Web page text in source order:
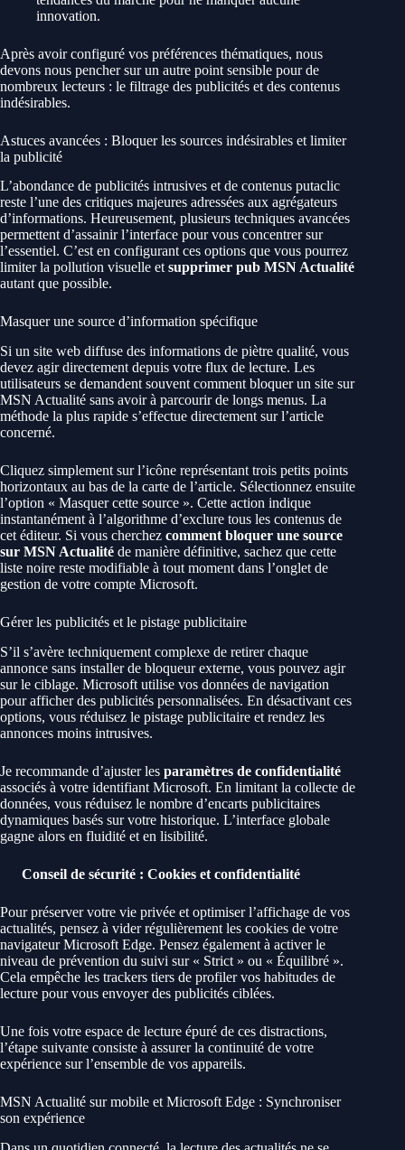
innovation.
Après avoir configuré vos préférences thématiques, nous
devons nous pencher sur un autre point sensible pour de
nombreux lecteurs : le filtrage des publicités et des contenus
indésirables.
Astuces avancées : Bloquer les sources indésirables et limiter
la publicité
L’abondance de publicités intrusives et de contenus putaclic
reste l’une des critiques majeures adressées aux agrégateurs
d’informations. Heureusement, plusieurs techniques avancées
permettent d’assainir l’interface pour vous concentrer sur
l’essentiel. C’est en configurant ces options que vous pourrez
limiter la pollution visuelle et supprimer pub MSN Actualité
autant que possible.
Masquer une source d’information spécifique
Si un site web diffuse des informations de piètre qualité, vous
devez agir directement depuis votre flux de lecture. Les
utilisateurs se demandent souvent comment bloquer un site sur
MSN Actualité sans avoir à parcourir de longs menus. La
méthode la plus rapide s’effectue directement sur l’article
concerné.
Cliquez simplement sur l’icône représentant trois petits points
horizontaux au bas de la carte de l’article. Sélectionnez ensuite
l’option « Masquer cette source ». Cette action indique
instantanément à l’algorithme d’exclure tous les contenus de
cet éditeur. Si vous cherchez comment bloquer une source
sur MSN Actualité de manière définitive, sachez que cette
liste noire reste modifiable à tout moment dans l’onglet de
gestion de votre compte Microsoft.
Gérer les publicités et le pistage publicitaire
S’il s’avère techniquement complexe de retirer chaque
annonce sans installer de bloqueur externe, vous pouvez agir
sur le ciblage. Microsoft utilise vos données de navigation
pour afficher des publicités personnalisées. En désactivant ces
options, vous réduisez le pistage publicitaire et rendez les
annonces moins intrusives.
Je recommande d’ajuster les paramètres de confidentialité
associés à votre identifiant Microsoft. En limitant la collecte de
données, vous réduisez le nombre d’encarts publicitaires
dynamiques basés sur votre historique. L’interface globale
gagne alors en fluidité et en lisibilité.
Conseil de sécurité : Cookies et confidentialité
Pour préserver votre vie privée et optimiser l’affichage de vos
actualités, pensez à vider régulièrement les cookies de votre
navigateur Microsoft Edge. Pensez également à activer le
niveau de prévention du suivi sur « Strict » ou « Équilibré ».
Cela empêche les trackers tiers de profiler vos habitudes de
lecture pour vous envoyer des publicités ciblées.
Une fois votre espace de lecture épuré de ces distractions,
l’étape suivante consiste à assurer la continuité de votre
expérience sur l’ensemble de vos appareils.
MSN Actualité sur mobile et Microsoft Edge : Synchroniser
son expérience